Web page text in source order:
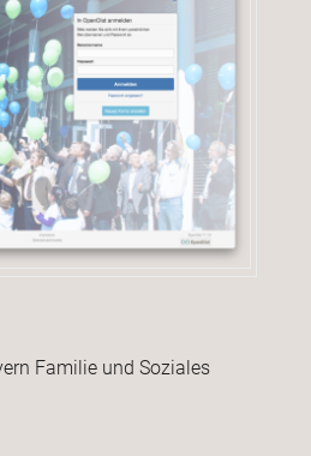
Familie und Soziales